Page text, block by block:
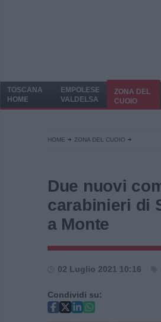
TOSCANA
HOME
EMPOLESE
VALDELSA
ZONA DEL
CUOIO
HOME ZONA DEL CUOIO
Due nuovi
carabinieri di
a Monte
02 Luglio 2021 10:16
Condividi su: